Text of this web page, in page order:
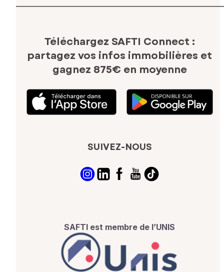
Téléchargez SAFTI Connect :
partagez vos infos immobilières et
gagnez 875€ en moyenne
SUIVEZ-NOUS
SAFTI est membre de l’UNIS